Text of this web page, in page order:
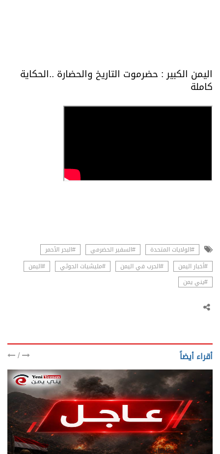
اليمن الكبير : حضرموت التاريخ والحضارة ..الحكاية
كاملة
#الولايات المتحدة #السفير الحضرمي
#البحر الأحمر
#أخبار اليمن
#الحرب في اليمن #مليشيات الحوثي
#اليمن
#يني يمن
أقراء أيضاً /
يني يمن - متابعات